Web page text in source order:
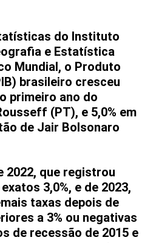
do Instituto
e Estatística
Mundial, o Produto
brasileiro cresceu
primeiro ano do
(PT), e 5,0% em
de Jair Bolsonaro
2022, que registrou
3,0%, e de 2023,
taxas depois de
a 3% ou negativas
de recessão de 2015 e